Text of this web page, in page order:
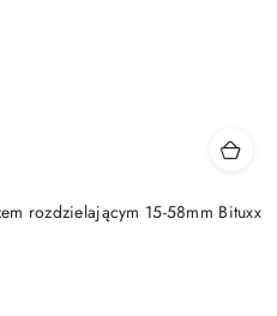
rozdzielającym 15-58mm Bituxx